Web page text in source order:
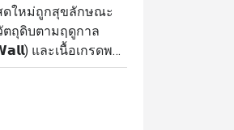
ดใหม่ถูกสุขลักษณะ
ตถุดิบตามฤดูกาล
และเนื้อเกรดพรี
ก่ เนื้อแกะ รวมทั้งเนื้อ
ๆถึงโต๊ะ